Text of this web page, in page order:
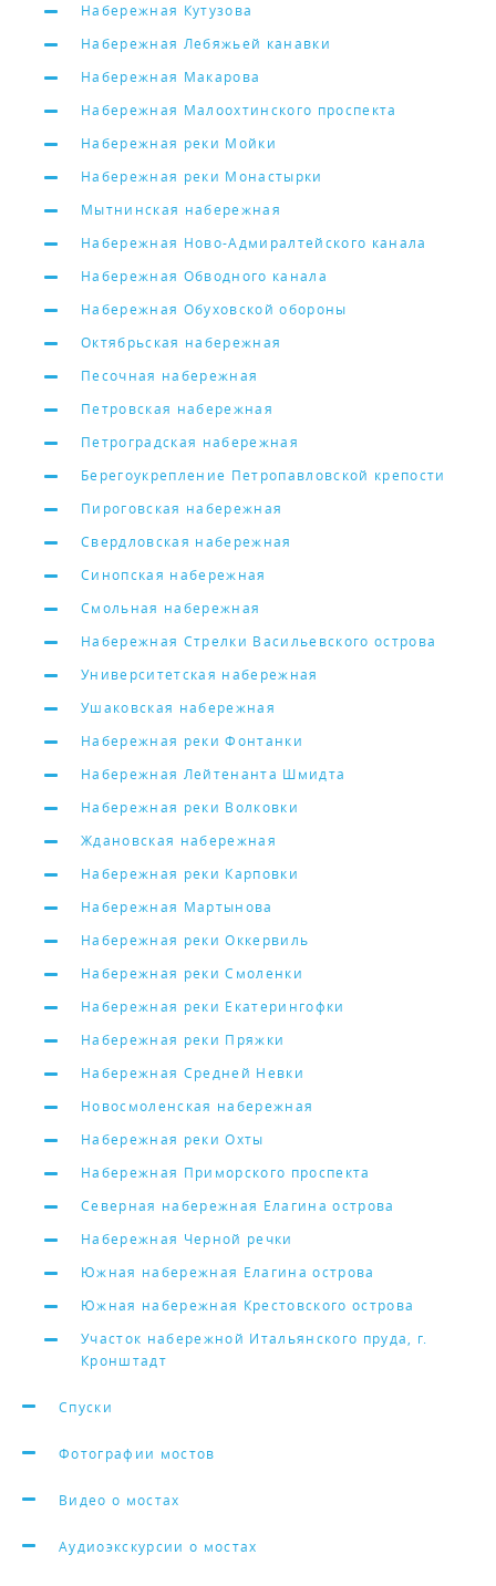
Набережная Кутузова
Набережная Лебяжьей канавки
Набережная Макарова
Набережная Малоохтинского проспекта
Набережная реки Мойки
Набережная реки Монастырки
Мытнинская набережная
Набережная Ново-Адмиралтейского канала
Набережная Обводного канала
Набережная Обуховской обороны
Октябрьская набережная
Песочная набережная
Петровская набережная
Петроградская набережная
Берегоукрепление Петропавловской крепости
Пироговская набережная
Свердловская набережная
Синопская набережная
Смольная набережная
Набережная Стрелки Васильевского острова
Университетская набережная
Ушаковская набережная
Набережная реки Фонтанки
Набережная Лейтенанта Шмидта
Набережная реки Волковки
Ждановская набережная
Набережная реки Карповки
Набережная Мартынова
Набережная реки Оккервиль
Набережная реки Смоленки
Набережная реки Екатерингофки
Набережная реки Пряжки
Набережная Средней Невки
Новосмоленская набережная
Набережная реки Охты
Набережная Приморского проспекта
Северная набережная Елагина острова
Набережная Черной речки
Южная набережная Елагина острова
Южная набережная Крестовского острова
Участок набережной Итальянского пруда, г.
Кронштадт
Спуски
Фотографии мостов
Видео о мостах
Аудиоэкскурсии о мостах